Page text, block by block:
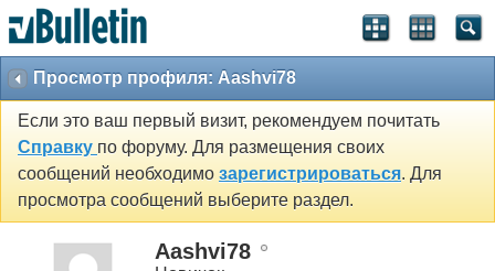
Просмотр профиля: Aashvi78
Если это ваш первый визит, рекомендуем почитать
Справку по форуму. Для размещения своих
сообщений необходимо зарегистрироваться. Для
просмотра сообщений выберите раздел.
Aashvi78